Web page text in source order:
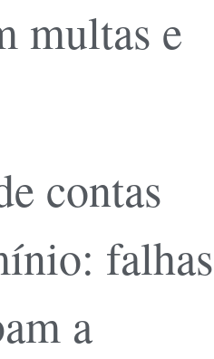
multas e
contas
falhas
a